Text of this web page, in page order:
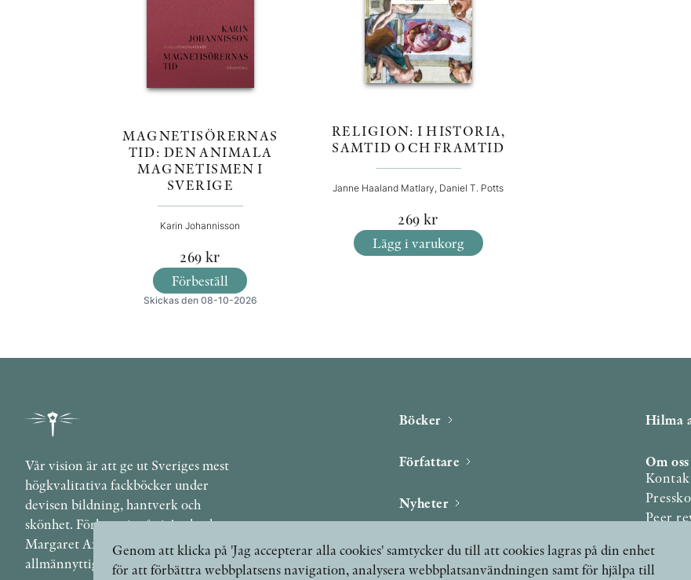
MAGNETISÖRERNAS
TID: DEN ANIMALA
MAGNETISMEN I
SVERIGE
Karin Johannisson
269 kr
Förbeställ
Skickas den 08-10-2026
RELIGION: I HISTORIA,
SAMTID OCH FRAMTID
Janne Haaland Matlary, Daniel T. Potts
269 kr
Lägg i varukorg
Vår vision är att ge ut Sveriges mest
högkvalitativa fackböcker under
devisen bildning, hantverk och
skönhet. Förlaget ingår i Axel och
Margaret Ax:son Johnsons stiftelse för
allmännyttiga ändamål.
Böcker
Författare
Nyheter
Podcast & video
Yukiko och Patrik möter
Hilma
Om oss
Peer
Genom att klicka på 'Jag accepterar alla cookies' samtycker du till att cookies lagras på din enhet
för att förbättra webbplatsens navigation, analysera webbplatsanvändningen samt för hjälpa till